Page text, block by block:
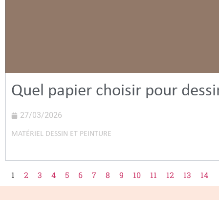
Quel papier choisir pour
27/03/2026
MATÉRIEL DESSIN ET PEINTURE
1 2 3 4 5 6 7 8 9 10 11 12 13 14